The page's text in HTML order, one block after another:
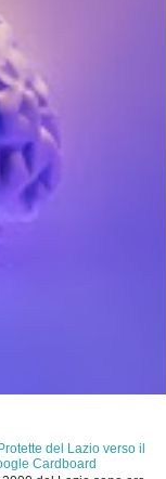
del Lazio verso il
Cardboard